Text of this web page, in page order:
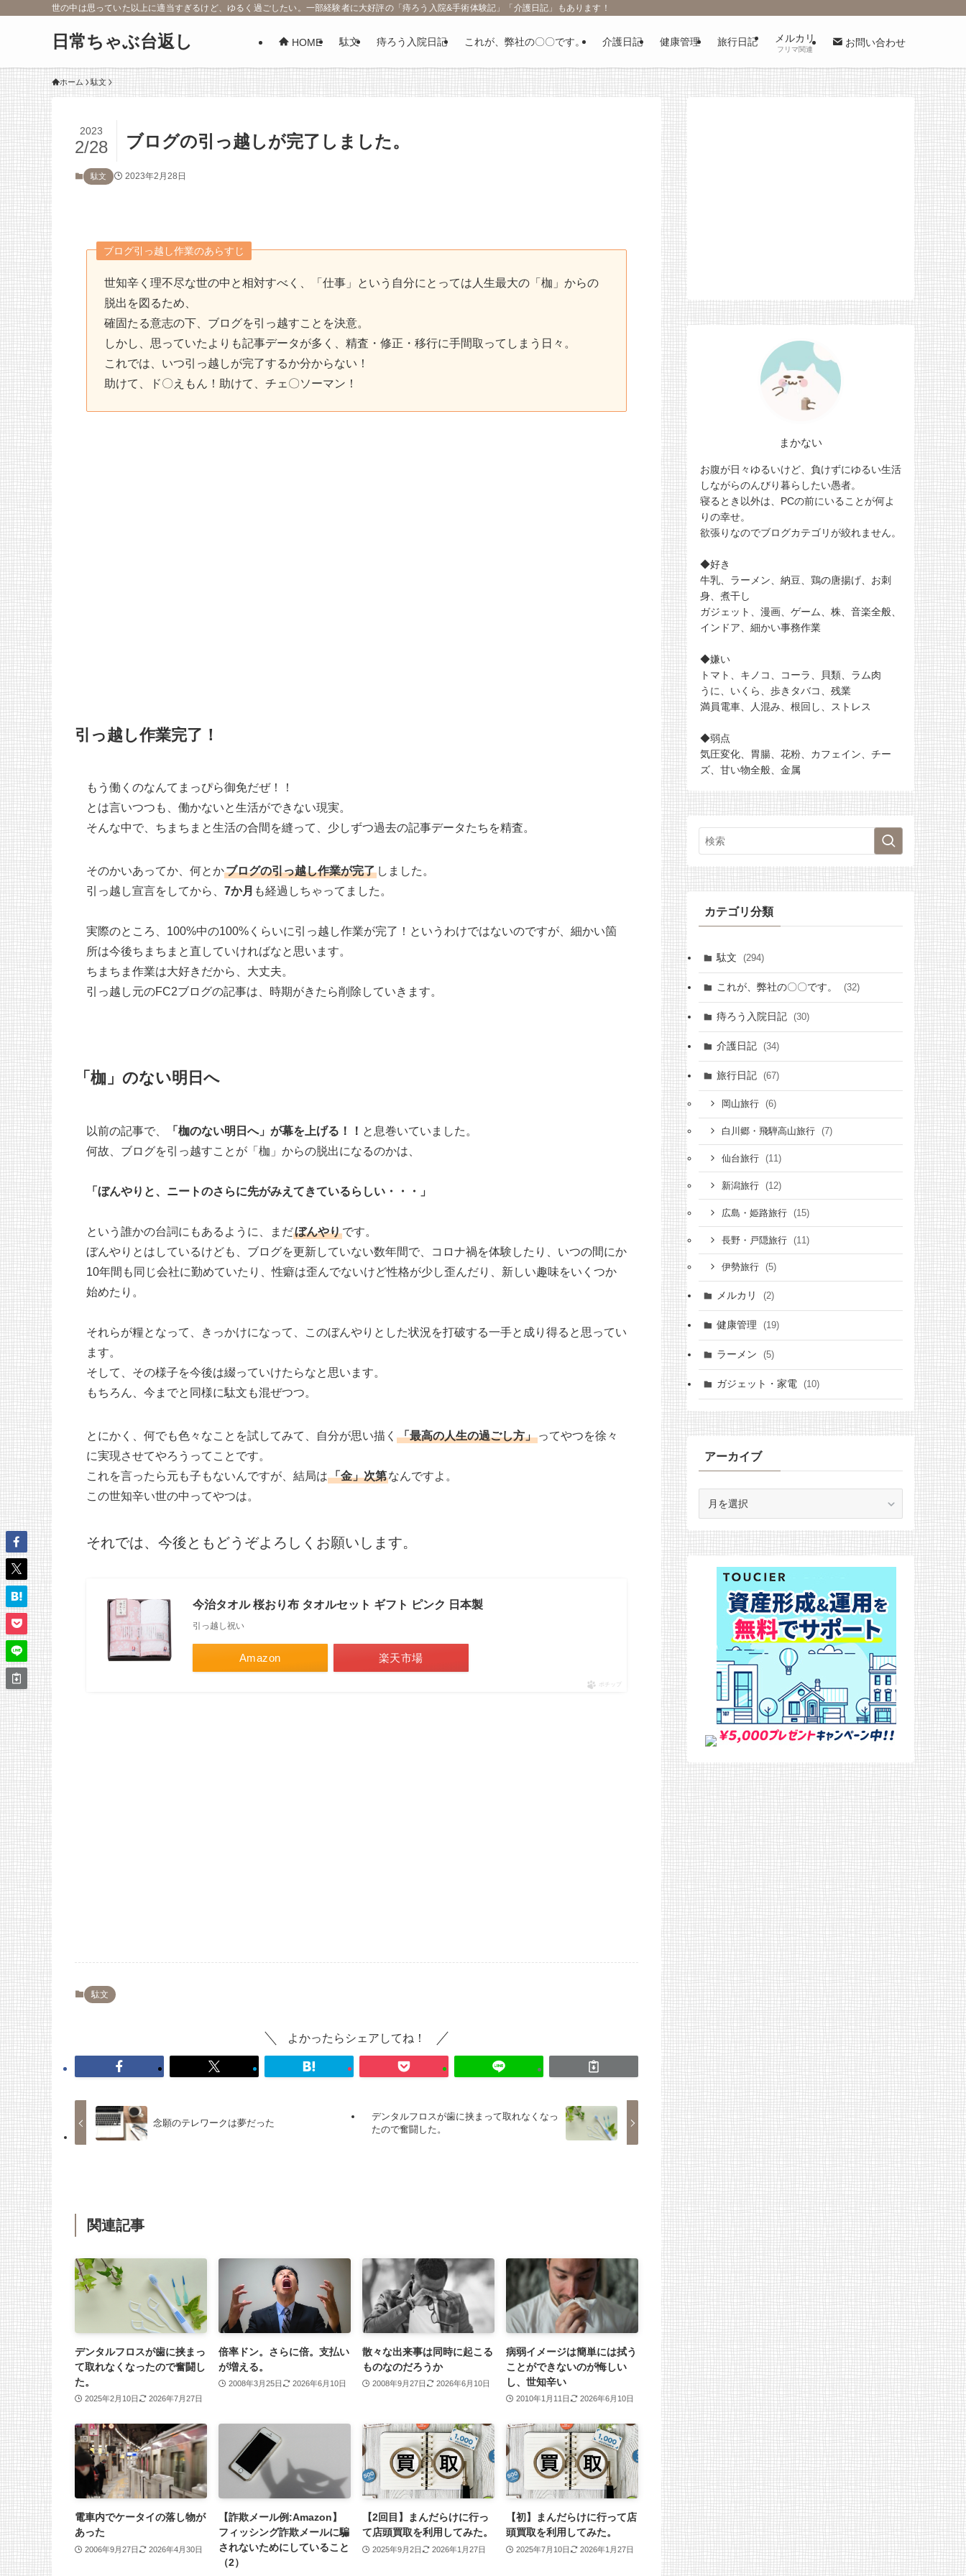
世の中は思っていた以上に適当すぎるけど、ゆるく過ごしたい。一部経験者に大好評の「痔ろう入院&手術体験記」「介護日記」もあります！
日常ちゃぶ台返し HOME 駄文 痔ろう入院日記 これが、弊社の〇〇です。 介護日記 健康管理 旅行日記 メルカリ
フリマ関連
お問い合わせ
ホーム 駄文
ブログの引っ越しが完了しました。
2023
2/28
駄文 2023年2月28日
ブログ引っ越し作業のあらすじ
世知辛く理不尽な世の中と相対すべく、「仕事」という自分にとっては人生最大の「枷」からの
脱出を図るため、
確固たる意志の下、ブログを引っ越すことを決意。
しかし、思っていたよりも記事データが多く、精査・修正・移行に手間取ってしまう日々。
これでは、いつ引っ越しが完了するか分からない！
助けて、ド〇えもん！助けて、チェ〇ソーマン！
引っ越し作業完了！
もう働くのなんてまっぴら御免だぜ！！
とは言いつつも、働かないと生活ができない現実。
そんな中で、ちまちまと生活の合間を縫って、少しずつ過去の記事データたちを精査。
そのかいあってか、何とかブログの引っ越し作業が完了 しました。
引っ越し宣言をしてから、 7か月 も経過しちゃってました。
実際のところ、100%中の100%くらいに引っ越し作業が完了！というわけではないのですが、細かい箇
所は今後ちまちまと直していければなと思います。
ちまちま作業は大好きだから、大丈夫。
引っ越し元のFC2ブログの記事は、時期がきたら削除していきます。
「枷」のない明日へ
以前の記事で、 「枷のない明日へ」が幕を上げる！！ と息巻いていました。
何故、ブログを引っ越すことが「枷」からの脱出になるのかは、
「ぼんやりと、ニートのさらに先がみえてきているらしい・・・」
という誰かの台詞にもあるように、まだぼんやりです。
ぼんやりとはしているけども、ブログを更新していない数年間で、コロナ禍を体験したり、いつの間にか
10年間も同じ会社に勤めていたり、性癖は歪んでないけど性格が少し歪んだり、新しい趣味をいくつか
始めたり。
それらが糧となって、きっかけになって、このぼんやりとした状況を打破する一手と成り得ると思ってい
ます。
そして、その様子を今後は綴っていけたらなと思います。
もちろん、今までと同様に駄文も混ぜつつ。
とにかく、何でも色々なことを試してみて、自分が思い描く 「最高の人生の過ごし方」 ってやつを徐々
に実現させてやろうってことです。
これを言ったら元も子もないんですが、結局は「金」次第なんですよ。
この世知辛い世の中ってやつは。
それでは、今後ともどうぞよろしくお願いします。
今治タオル 桜おり布 タオルセット ギフト ピンク 日本製
引っ越し祝い
Amazon 楽天市場
ポチップ
駄文
よかったらシェアしてね！
念願のテレワークは夢だった
デンタルフロスが歯に挟まって取れなくなっ
たので奮闘した。
関連記事
デンタルフロスが歯に挟まっ
て取れなくなったので奮闘し
た。
2025年2月10日 2026年7月27日
倍率ドン。さらに倍。支払い
が増える。
2008年3月25日 2026年6月10日
散々な出来事は同時に起こる
ものなのだろうか
2008年9月27日 2026年6月10日
病弱イメージは簡単には拭う
ことができないのが悔しい
し、世知辛い
2010年1月11日 2026年6月10日
電車内でケータイの落し物が
あった
2006年9月27日 2026年4月30日
【詐欺メール例:Amazon】
フィッシング詐欺メールに騙
されないためにしていること
（2）
【2回目】まんだらけに行っ
て店頭買取を利用してみた。
2025年9月2日 2026年1月27日
【初】まんだらけに行って店
頭買取を利用してみた。
2025年7月10日 2026年1月27日
まかない
お腹が日々ゆるいけど、負けずにゆるい生活
しながらのんびり暮らしたい愚者。
寝るとき以外は、PCの前にいることが何よ
りの幸せ。
欲張りなのでブログカテゴリが絞れません。
◆好き
牛乳、ラーメン、納豆、鶏の唐揚げ、お刺
身、煮干し
ガジェット、漫画、ゲーム、株、音楽全般、
インドア、細かい事務作業
◆嫌い
トマト、キノコ、コーラ、貝類、ラム肉
うに、いくら、歩きタバコ、残業
満員電車、人混み、根回し、ストレス
◆弱点
気圧変化、胃腸、花粉、カフェイン、チー
ズ、甘い物全般、金属
カテゴリ分類
駄文 (294)
これが、弊社の〇〇です。 (32)
痔ろう入院日記 (30)
介護日記 (34)
旅行日記 (67)
岡山旅行 (6)
白川郷・飛騨高山旅行 (7)
仙台旅行 (11)
新潟旅行 (12)
広島・姫路旅行 (15)
長野・戸隠旅行 (11)
伊勢旅行 (5)
メルカリ (2)
健康管理 (19)
ラーメン (5)
ガジェット・家電 (10)
アーカイブ
イ
ブ